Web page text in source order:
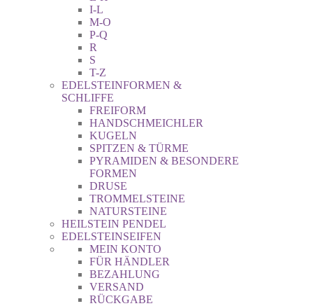
I-L
M-O
P-Q
R
S
T-Z
EDELSTEINFORMEN &
SCHLIFFE
FREIFORM
HANDSCHMEICHLER
KUGELN
SPITZEN & TÜRME
PYRAMIDEN & BESONDERE
FORMEN
DRUSE
TROMMELSTEINE
NATURSTEINE
HEILSTEIN PENDEL
EDELSTEINSEIFEN
MEIN KONTO
FÜR HÄNDLER
BEZAHLUNG
VERSAND
RÜCKGABE